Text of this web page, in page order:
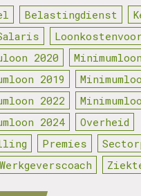
Belastingdienst
2020
Minimumloon
2019
2022
2024
Overheid
Premies
Werkgeverscoach